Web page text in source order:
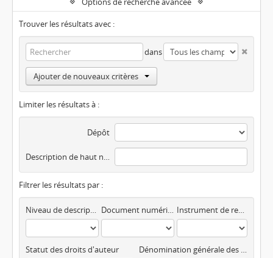
Trouver les résultats avec :
dans
Ajouter de nouveaux critères
Limiter les résultats à :
Dépôt
Description de haut niveau
Filtrer les résultats par :
Niveau de description Document numérisé disponible Instrument de recherche
Statut des droits d'auteur Dénomination générale des documents